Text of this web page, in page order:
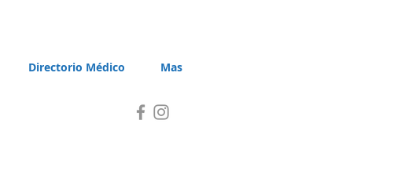
Directorio Médico Mas